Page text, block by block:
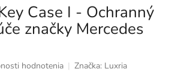
Case I - Ochranný
značky Mercedes
hodnotenia Značka: Luxria